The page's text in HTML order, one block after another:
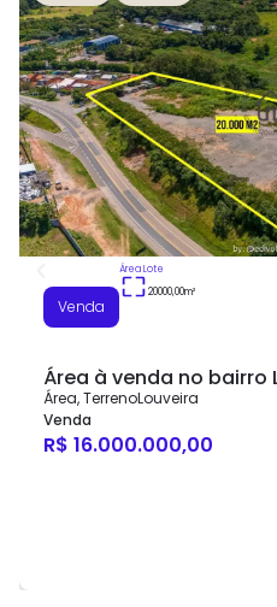
Venda
Área Lote
20000,00m²
Área à venda no bairro
Área,TerrenoLouveira
Venda
R$ 16.000.000,00